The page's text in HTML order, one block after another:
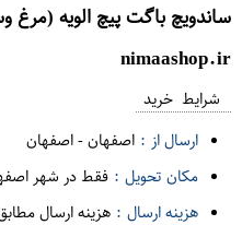
ساندویچ باگت پیچ الویه (مرغ
nimaashop.ir
شرایط خرید
ارسال از : اصفهان-اصفهان
مکان تحویل : فقط در شهر
هزینه ارسال : هزینه ارسال